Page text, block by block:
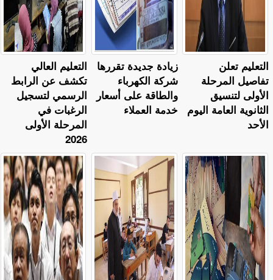
التعليم العالي
تكشف عن الرابط
الرسمي لتسجيل
الرغبات في
المرحلة الأولى
2026
زيادة جديدة تقررها
شركة الكهرباء
والطاقة على أسعار
خدمة العملاء
التعليم تعلن
تفاصيل المرحلة
الأولى لتنسيق
الثانوية العامة اليوم
الأحد